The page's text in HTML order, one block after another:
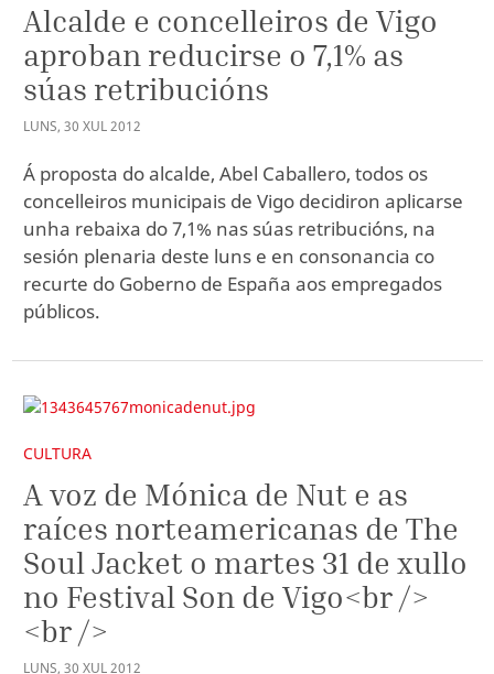
Alcalde e concelleiros de Vigo
aproban reducirse o 7,1% as
súas retribucións
LUNS, 30 XUL2012
Á proposta do alcalde, Abel Caballero, todos os
concelleiros municipais de Vigo decidiron aplicarse
unha rebaixa do 7,1% nas súas retribucións, na
sesión plenaria deste luns e en consonancia co
recurte do Goberno de España aos empregados
públicos.
CULTURA
A voz de Mónica de Nut e as
raíces norteamericanas de The
Soul Jacket o martes 31 de xullo
no Festival Son de Vigo<br />
<br />
LUNS, 30 XUL2012